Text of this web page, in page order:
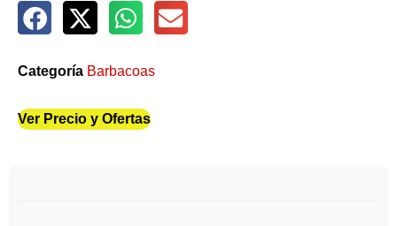
Categoría Barbacoas
Ver Precio y Ofertas